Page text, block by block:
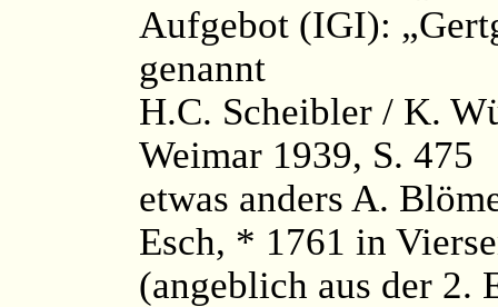
Aufgebot (IGI):
genannt
H.C. Scheibler / K.
Weimar 1939, S. 475
etwas anders A.
Esch, * 1761 in
(angeblich aus der 2.